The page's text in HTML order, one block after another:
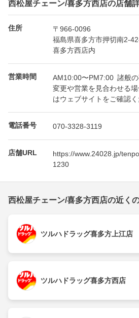
西松屋チェーン/喜多方西店の店舗
住所
〒966-0096
福島県喜多方市押切南2-
喜多方西店内
営業時間
AM10:00〜PM7:00 諸般
変更や営業を見合わせる
はウェブサイトをご確認く
電話番号 070-3328-3119
店舗URL
https://www.24028.jp/
1230
西松屋チェーン/喜多方西店の近く
ツルハドラッグ喜多方上江店
ツルハドラッグ喜多方西店